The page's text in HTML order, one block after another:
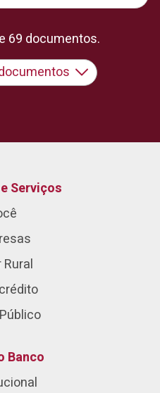
69 documentos.
Serviços
Banco